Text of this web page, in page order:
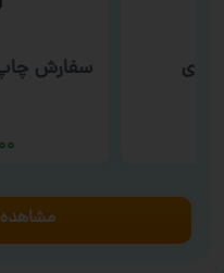
سفارش چاپ